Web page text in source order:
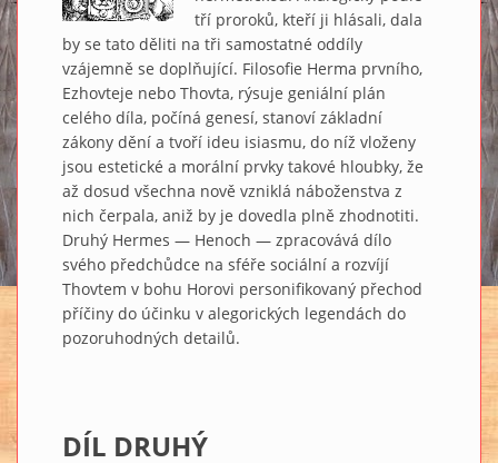
tří proroků, kteří ji hlásali, dala
by se tato děliti na tři samostatné oddíly
vzájemně se doplňující. Filosofie Herma prvního,
Ezhovteje nebo Thovta, rýsuje geniální plán
celého díla, počíná genesí, stanoví základní
zákony dění a tvoří ideu isiasmu, do níž vloženy
jsou estetické a morální prvky takové hloubky, že
až dosud všechna nově vzniklá náboženstva z
nich čerpala, aniž by je dovedla plně zhodnotiti.
Druhý Hermes — Henoch — zpracovává dílo
svého předchůdce na sféře sociální a rozvíjí
Thovtem v bohu Horovi personifikovaný přechod
příčiny do účinku v alegorických legendách do
pozoruhodných detailů.
DÍL DRUHÝ